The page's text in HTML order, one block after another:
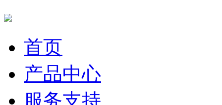
首页
产品中心
服务支持